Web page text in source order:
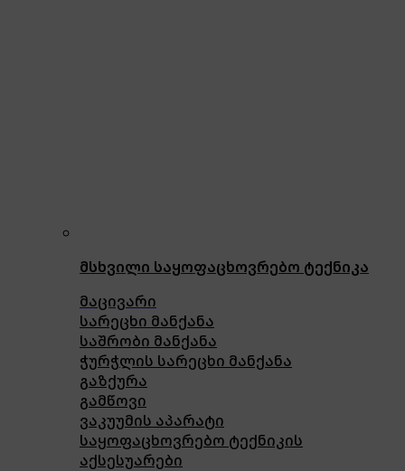
მსხვილი საყოფაცხოვრებო ტექნიკა
მაცივარი
სარეცხი მანქანა
საშრობი მანქანა
ჭურჭლის სარეცხი მანქანა
გაზქურა
გამწოვი
ვაკუუმის აპარატი
საყოფაცხოვრებო ტექნიკის
აქსესუარები